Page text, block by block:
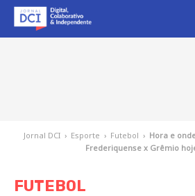
Jornal DCI › Esporte › Futebol › Hora e
Frederiquense x Grêmio
FUTEBOL